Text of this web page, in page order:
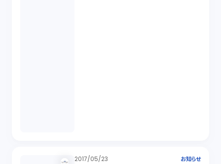
2017/05/23 お知らせ